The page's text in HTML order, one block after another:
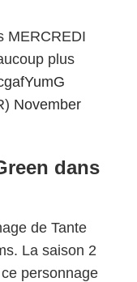
MERCREDI
plus
November
dans
de Tante
La saison 2
personnage